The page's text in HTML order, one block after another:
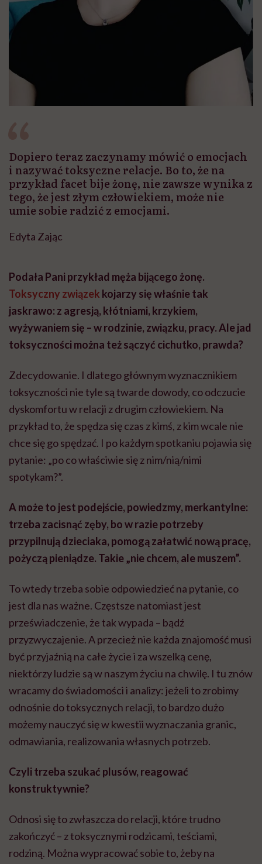
Dopiero teraz zaczynamy mówić o emocjach
i nazywać toksyczne relacje. Bo to, że na
przykład facet bije żonę, nie zawsze wynika z
tego, że jest złym człowiekiem, może nie
umie sobie radzić z emocjami.
Edyta Zając
Podała Pani przykład męża bijącego żonę.
Toksyczny związek kojarzy się właśnie tak
jaskrawo: z agresją, kłótniami, krzykiem,
wyżywaniem się – w rodzinie, związku, pracy. Ale jad
toksyczności można też sączyć cichutko, prawda?
Zdecydowanie. I dlatego głównym wyznacznikiem
toksyczności nie tyle są twarde dowody, co odczucie
dyskomfortu w relacji z drugim człowiekiem. Na
przykład to, że spędza się czas z kimś, z kim wcale nie
chce się go spędzać. I po każdym spotkaniu pojawia się
pytanie: „po co właściwie się z nim/nią/nimi
spotykam?”.
A może to jest podejście, powiedzmy, merkantylne:
trzeba zacisnąć zęby, bo w razie potrzeby
przypilnują dzieciaka, pomogą załatwić nową pracę,
pożyczą pieniądze. Takie „nie chcem, ale muszem”.
To wtedy trzeba sobie odpowiedzieć na pytanie, co
jest dla nas ważne. Częstsze natomiast jest
przeświadczenie, że tak wypada – bądź
przyzwyczajenie. A przecież nie każda znajomość musi
być przyjaźnią na całe życie i za wszelką cenę,
niektórzy ludzie są w naszym życiu na chwilę. I tu znów
wracamy do świadomości i analizy: jeżeli to zrobimy
odnośnie do toksycznych relacji, to bardzo dużo
możemy nauczyć się w kwestii wyznaczania granic,
odmawiania, realizowania własnych potrzeb.
Czyli trzeba szukać plusów, reagować
konstruktywnie?
Odnosi się to zwłaszcza do relacji, które trudno
zakończyć – z toksycznymi rodzicami, teściami,
rodziną. Można wypracować sobie to, żeby na